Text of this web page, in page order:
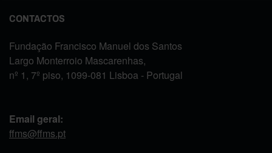
CONTACTOS
Fundação Francisco Manuel dos Santos
Largo Monterroio Mascarenhas,
nº 1, 7º piso, 1099-081 Lisboa - Portugal
Email geral:
ffms@ffms.pt